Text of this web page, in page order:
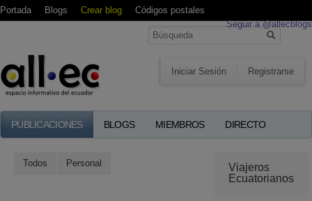
Portada Blogs Crear blog
Códigos postales
Seguir a @allecblogs
Iniciar Sesión Registrarse
PUBLICACIONES BLOGS MIEMBROS DIRECTO
Todos Personal
Viajeros
Ecuatorianos